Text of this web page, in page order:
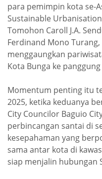
para pemimpin kota se-
Sustainable
Tomohon Caroll J.A.
Ferdinand Mono
menggaungkan
Kota Bunga ke
Momentum penting itu
2025, ketika keduanya
City Councilor Baguio
perbincangan santai di
kesepahaman yang
sama antar kota di
siap menjalin hubungan